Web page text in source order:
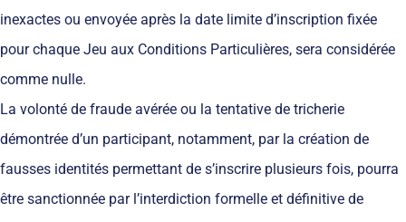
inexactes ou envoyée après la date limite d’inscription fixée
pour chaque Jeu aux Conditions Particulières, sera considérée
comme nulle.
La volonté de fraude avérée ou la tentative de tricherie
démontrée d’un participant, notamment, par la création de
fausses identités permettant de s’inscrire plusieurs fois, pourra
être sanctionnée par l’interdiction formelle et définitive de